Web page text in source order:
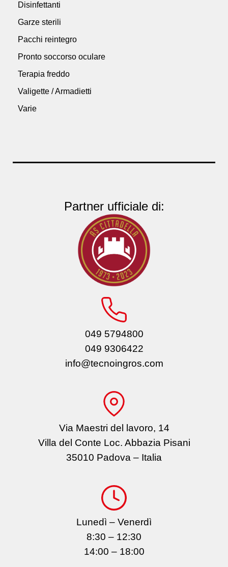
Disinfettanti
Garze sterili
Pacchi reintegro
Pronto soccorso oculare
Terapia freddo
Valigette / Armadietti
Varie
Partner ufficiale di:
049 5794800
049 9306422
info@tecnoingros.com
Via Maestri del lavoro, 14
Villa del Conte Loc. Abbazia Pisani
35010 Padova – Italia
Lunedì – Venerdì
8:30 – 12:30
14:00 – 18:00